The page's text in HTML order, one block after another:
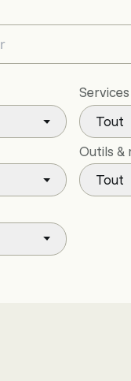
Services
Tout
Outils &
Tout